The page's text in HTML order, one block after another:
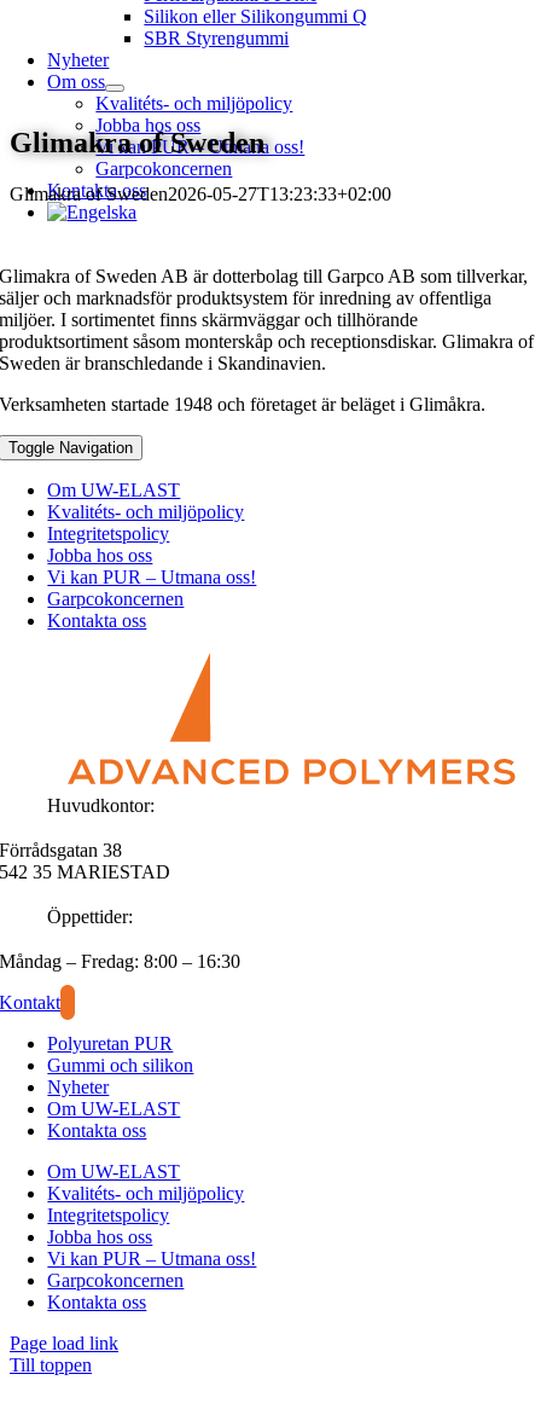
Silikon eller Silikongummi Q
SBR Styrengummi
Nyheter
Om oss
Kvalitéts- och miljöpolicy
Jobba hos oss
Vi kan PUR – Utmana oss!
Garpcokoncernen
Kontakta oss
Glimakra of Sweden
Glimakra of Sweden2026-05-27T13:23:33+02:00
Glimakra of Sweden AB är dotterbolag till Garpco AB som tillverkar,
säljer och marknadsför produktsystem för inredning av offentliga
miljöer. I sortimentet finns skärmväggar och tillhörande
produktsortiment såsom monterskåp och receptionsdiskar. Glimakra of
Sweden är branschledande i Skandinavien.
Verksamheten startade 1948 och företaget är beläget i Glimåkra.
Toggle Navigation
Om UW-ELAST
Kvalitéts- och miljöpolicy
Integritetspolicy
Jobba hos oss
Vi kan PUR – Utmana oss!
Garpcokoncernen
Kontakta oss
Huvudkontor:
Förrådsgatan 38
542 35 MARIESTAD
Öppettider:
Måndag – Fredag: 8:00 – 16:30
Kontakt
Polyuretan PUR
Gummi och silikon
Nyheter
Om UW-ELAST
Kontakta oss
Om UW-ELAST
Kvalitéts- och miljöpolicy
Integritetspolicy
Jobba hos oss
Vi kan PUR – Utmana oss!
Garpcokoncernen
Kontakta oss
Page load link
Till toppen